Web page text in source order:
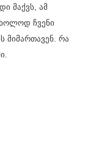
მაქვს, ამ
ჩვენი
მიმართავენ. რა